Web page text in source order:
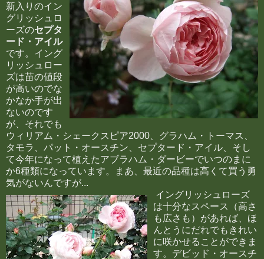
新入りのイン
グリッシュロ
ーズのセプタ
ード・アイル
です。イング
リッシュロー
ズは苗の値段
が高いのでな
かなか手が出
ないのです
が、それでも
ウィリアム・シェークスピア2000、グラハム・トーマス、
タモラ、パット・オースチン、セプタード・アイル、そし
て今年になって植えたアブラハム・ダービーでいつのまに
か6種類になっています。まあ、最近の品種は高くて買う勇
気がないんですが...
イングリッシュローズ
は十分なスペース（高さ
も広さも）があれば、ほ
んとうにだれでもきれい
に咲かせることができま
す。デビッド・オースチ